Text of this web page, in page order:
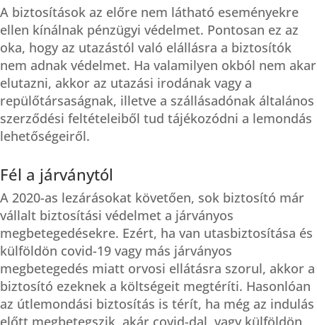
A biztosítások az előre nem látható eseményekre
ellen kínálnak pénzügyi védelmet. Pontosan ez az
oka, hogy az utazástól való elállásra a biztosítók
nem adnak védelmet. Ha valamilyen okból nem akar
elutazni, akkor az utazási irodának vagy a
repülőtársaságnak, illetve a szállásadónak általános
szerződési feltételeiből tud tájékozódni a lemondás
lehetőségeiről.
Fél a járványtól
A 2020-as lezárásokat követően, sok biztosító már
vállalt biztosítási védelmet a járványos
megbetegedésekre. Ezért, ha van utasbiztosítása és
külföldön covid-19 vagy más járványos
megbetegedés miatt orvosi ellátásra szorul, akkor a
biztosító ezeknek a költségeit megtéríti. Hasonlóan
az útlemondási biztosítás is térít, ha még az indulás
előtt megbetegszik, akár covid-dal, vagy külföldön